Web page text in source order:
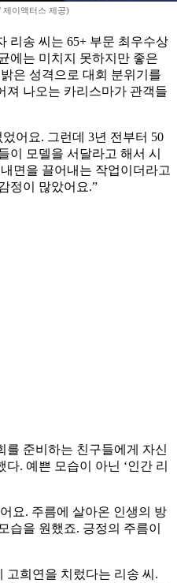
제이액터스 제공)
리송 씨는 65+ 부문 최우수상
에는 미치지 못하지만 좋은
은 성격으로 대회 분위기를
져 나오는 카리스마가 관객들
어요. 그런데 3년 전부터 50
이 모델을 서달라고 해서 시
면을 끌어내는 작업이더라고
정이 많았어요.”
를 준비하는 친구들에게 자신
. 예쁜 모습이 아닌 ‘인간 리
요. 주름에 살아온 인생의 방
습을 원했죠. 긍정의 주름이
고희연을 치렀다는 리송 씨.